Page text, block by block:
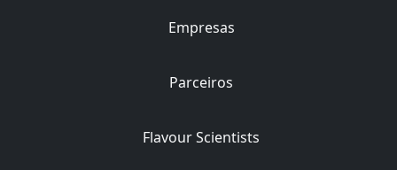
Empresas
Parceiros
Flavour Scientists